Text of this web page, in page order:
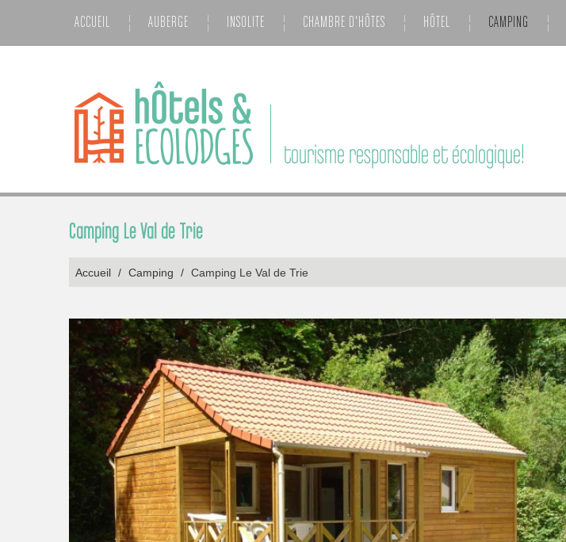
ACCUEIL AUBERGE INSOLITE CHAMBRE D'HÔTES HÔTEL CAMPING
tourisme responsable et écologique!
Camping Le Val de Trie
Accueil / Camping / Camping Le Val de Trie